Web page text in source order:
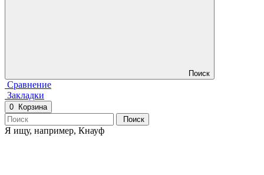
Поиск
Сравнение
Закладки
0
Корзина
Поиск
Я ищу, например, Кнауф